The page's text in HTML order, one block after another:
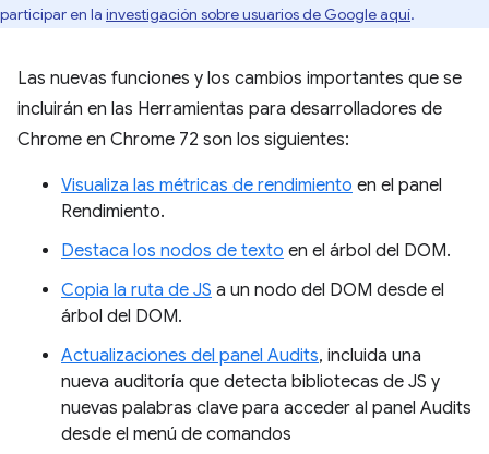
participar en la investigación sobre usuarios de Google aquí.
Las nuevas funciones y los cambios importantes que se
incluirán en las Herramientas para desarrolladores de
Chrome en Chrome 72 son los siguientes:
Visualiza las métricas de rendimiento en el panel
Rendimiento.
Destaca los nodos de texto en el árbol del DOM.
Copia la ruta de JS a un nodo del DOM desde el
árbol del DOM.
Actualizaciones del panel Audits, incluida una
nueva auditoría que detecta bibliotecas de JS y
nuevas palabras clave para acceder al panel Audits
desde el menú de comandos